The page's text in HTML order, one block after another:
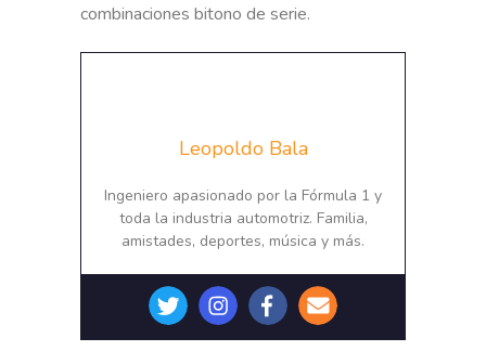
combinaciones bitono de serie.
Leopoldo Bala
Ingeniero apasionado por la Fórmula 1 y
toda la industria automotriz. Familia,
amistades, deportes, música y más.